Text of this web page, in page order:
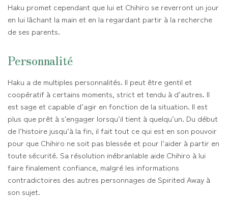
Haku promet cependant que lui et Chihiro se reverront un jour
en lui lâchant la main et en la regardant partir à la recherche
de ses parents.
Personnalité
Haku a de multiples personnalités. Il peut être gentil et
coopératif à certains moments, strict et tendu à d’autres. Il
est sage et capable d’agir en fonction de la situation. Il est
plus que prêt à s’engager lorsqu’il tient à quelqu’un. Du début
de l’histoire jusqu’à la fin, il fait tout ce qui est en son pouvoir
pour que Chihiro ne soit pas blessée et pour l’aider à partir en
toute sécurité. Sa résolution inébranlable aide Chihiro à lui
faire finalement confiance, malgré les informations
contradictoires des autres personnages de Spirited Away à
son sujet.